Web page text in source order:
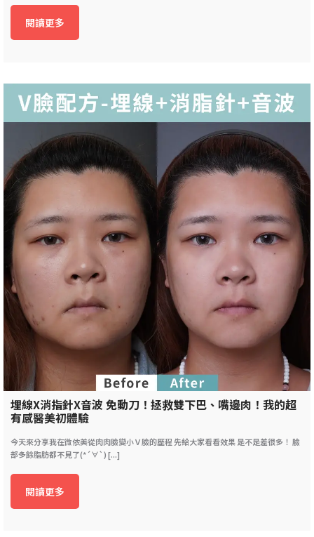
閱讀更多
埋線X消指針X音波 免動刀！拯救雙下巴、嘴邊肉！我的超
有感醫美初體驗
今天來分享我在微依美從肉肉臉變小Ｖ臉的歷程 先給大家看看效果 是不是差很多！ 臉
部多餘脂肪都不見了(*´∀`) [...]
閱讀更多